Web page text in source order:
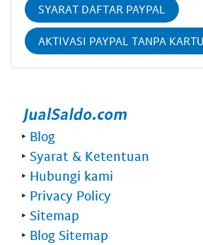
SYARAT DAFTAR PAYPAL
AKTIVASI PAYPAL TANPA
‣ Blog
‣ Syarat & Ketentuan
‣ Hubungi kami
‣ Privacy Policy
‣ Sitemap
‣ Blog Sitemap